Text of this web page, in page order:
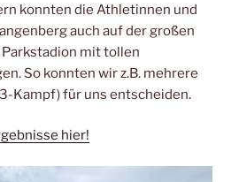
konnten die Athletinnen und
auch auf der großen
mit tollen
So konnten wir z.B. mehrere
Kampf) für uns entscheiden.
hier!